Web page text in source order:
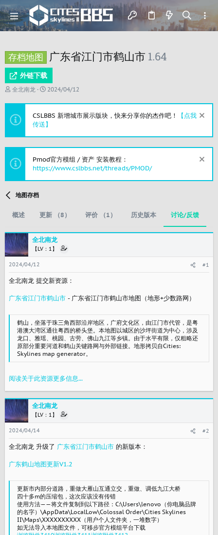
存档地图 广东省江门市鹤山市 1.64
外链下载
主
发
人
全北南龙
开
时
间
2024/04/12
CSLBBS 新增城市展示版块，快来分享你的杰作吧！
【点我
传送】
Pmod官方模组 / 资产 安装教程：
https://www.cslbbs.net/threads/PMOD/
地图存档
概述 更新 （8） 评价 （1） 历史版本 讨论/反馈
全北南龙
【LV：1】
2024/04/12 #1
全北南龙 提交新资源：
广东省江门市鹤山市 - 广东省江门市鹤山市地图（地形+少数路网）
鹤山，坐落于珠三角西部沿岸地区，广府文化区，由江门市代管，是粤
港澳大湾区通往粤西的桥头堡。本地图以城区的沙坪街道为中心，涉及
龙口、雅瑶、桃园、古劳、佛山九江等乡镇。由于水平有限，仅粗略还
原部分重要河道和鹤山关键路网与外部链接。地形拷贝自Cities:
Skylines map generator。
阅读关于此资源更多信息...
全北南龙
【LV：1】
2024/04/14 #2
全北南龙 升级了 广东省江门市鹤山市 的新版本：
广东鹤山地图更新V1.2
更新市内部分道路，重做大雁山互通立交，重做、调低九江大桥
四十多m的压缩包，这次应该没有传错
使用方法——将文件复制到以下路径：C:\Users\lenovo（你电脑品牌
的名字）\AppData\LocalLow\Colossal Order\Cities Skylines
II\Maps\XXXXXXXXXX（用户个人文件夹，一堆数字）
如无法导入本地图文件，可移步官方模组平台下载